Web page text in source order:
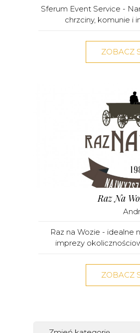
Sferum Event Service -
chrzciny, komunie i
ZOBACZ
Raz Na
Raz na Wozie - idealne
imprezy
ZOBACZ